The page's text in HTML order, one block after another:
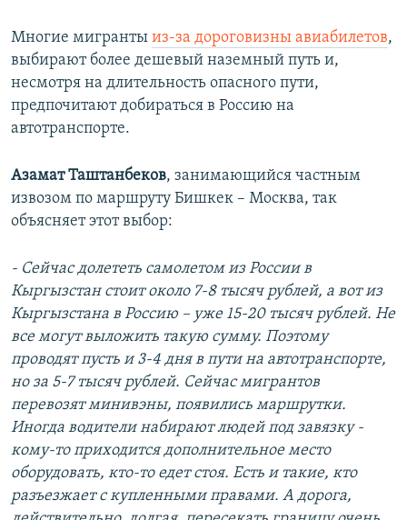
Многие мигранты из-за дороговизны авиабилетов,
выбирают более дешевый наземный путь и,
несмотря на длительность опасного пути,
предпочитают добираться в Россию на
автотранспорте.
Азамат Таштанбеков, занимающийся частным
извозом по маршруту Бишкек – Москва, так
объясняет этот выбор:
- Сейчас долететь самолетом из России в
Кыргызстан стоит около 7-8 тысяч рублей, а вот из
Кыргызстана в Россию – уже 15-20 тысяч рублей. Не
все могут выложить такую сумму. Поэтому
проводят пусть и 3-4 дня в пути на автотранспорте,
но за 5-7 тысяч рублей. Сейчас мигрантов
перевозят минивэны, появились маршрутки.
Иногда водители набирают людей под завязку -
кому-то приходится дополнительное место
оборудовать, кто-то едет стоя. Есть и такие, кто
разъезжает с купленными правами. А дорога,